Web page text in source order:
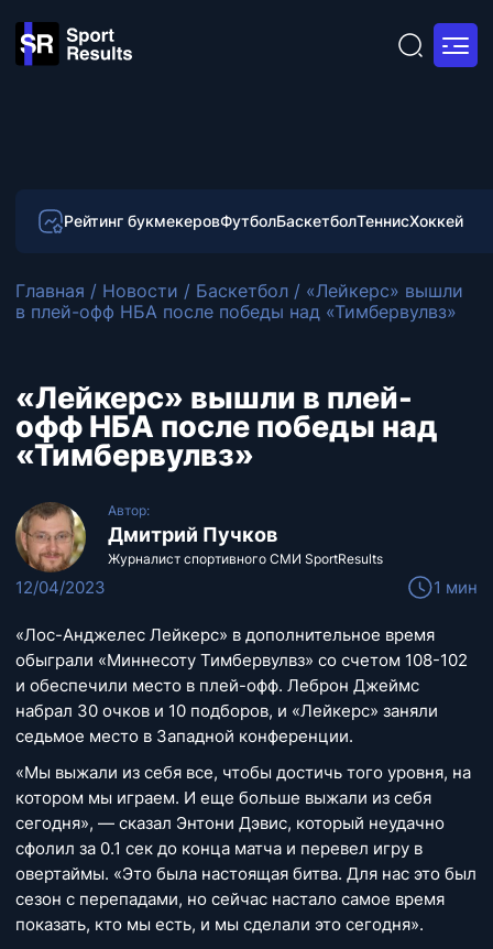
Рейтинг букмекеровФутболБаскетболТеннисХоккей
Главная / Новости / Баскетбол / «Лейкерс» вышли
в плей-офф НБА после победы над «Тимбервулвз»
«Лейкерс» вышли в плей-
офф НБА после победы над
«Тимбервулвз»
Автор:
Дмитрий Пучков
Журналист спортивного СМИ SportResults
12/04/2023 1 мин
«Лос-Анджелес Лейкерс» в дополнительное время
обыграли «Миннесоту Тимбервулвз» со счетом 108-102
и обеспечили место в плей-офф. Леброн Джеймс
набрал 30 очков и 10 подборов, и «Лейкерс» заняли
седьмое место в Западной конференции.
«Мы выжали из себя все, чтобы достичь того уровня, на
котором мы играем. И еще больше выжали из себя
сегодня», — сказал Энтони Дэвис, который неудачно
сфолил за 0.1 сек до конца матча и перевел игру в
овертаймы. «Это была настоящая битва. Для нас это был
сезон с перепадами, но сейчас настало самое время
показать, кто мы есть, и мы сделали это сегодня».